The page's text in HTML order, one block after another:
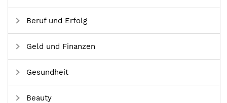
Beruf und Erfolg
Geld und Finanzen
Gesundheit
Beauty